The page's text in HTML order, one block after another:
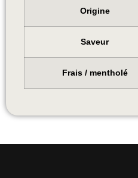
Origine
Saveur
Frais / mentholé